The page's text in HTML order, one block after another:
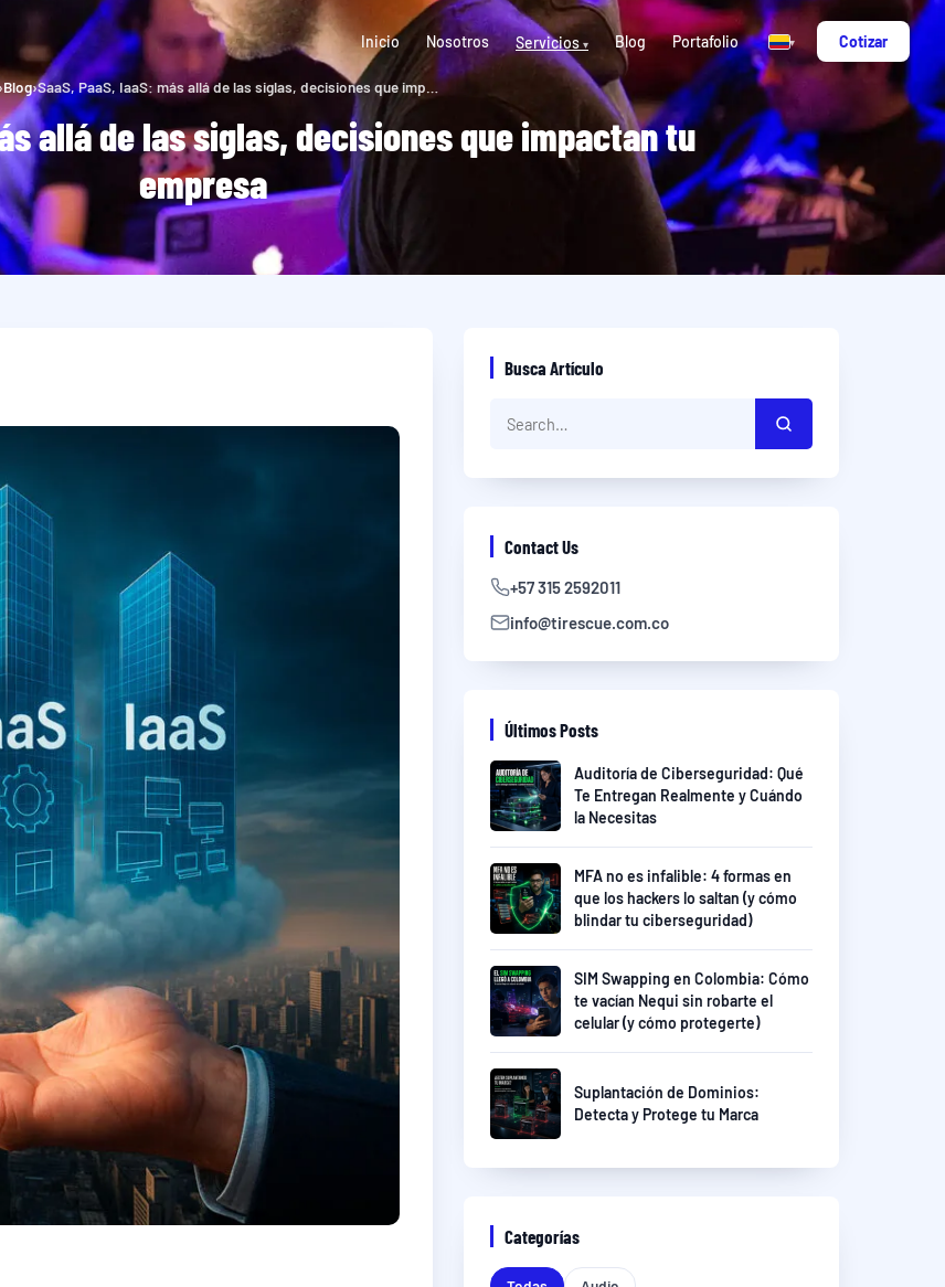
Inicio Nosotros Servicios ▾ Blog Portafolio ▾ Cotizar
Blog› SaaS, PaaS, IaaS: más allá de las siglas, decisiones que impactan tu empresa
allá de las siglas, decisiones que impactan tu
empresa
Busca Artículo
Contact Us
+57 315 2592011
info@tirescue.com.co
Últimos Posts
Auditoría de Ciberseguridad: Qué
Te Entregan Realmente y Cuándo
la Necesitas
MFA no es infalible: 4 formas en
que los hackers lo saltan (y cómo
blindar tu ciberseguridad)
SIM Swapping en Colombia: Cómo
te vacían Nequi sin robarte el
celular (y cómo protegerte)
Suplantación de Dominios:
Detecta y Protege tu Marca
Categorías